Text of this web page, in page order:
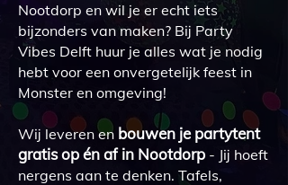
Nootdorp en wil je er echt iets
bijzonders van maken? Bij Party
Vibes Delft huur je alles wat je nodig
hebt voor een onvergetelijk feest in
Monster en omgeving!
Wij leveren en bouwen je partytent
gratis op én af in Nootdorp - Jij hoeft
nergens aan te denken. Tafels,